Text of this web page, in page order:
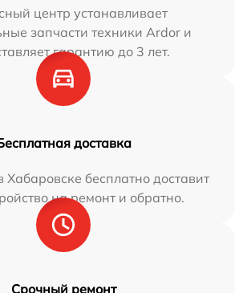
центр устанавливает
запчасти техники Ardor и
гарантию до 3 лет.
доставка
бесплатно доставит
на ремонт и обратно.
Срочный ремонт